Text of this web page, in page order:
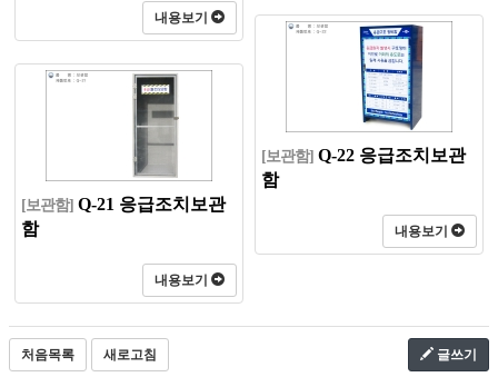
내용보기
[보관함] Q-22 응급조치보관
함
내용보기
[보관함] Q-21 응급조치보관
함
내용보기
처음목록 새로고침 글쓰기